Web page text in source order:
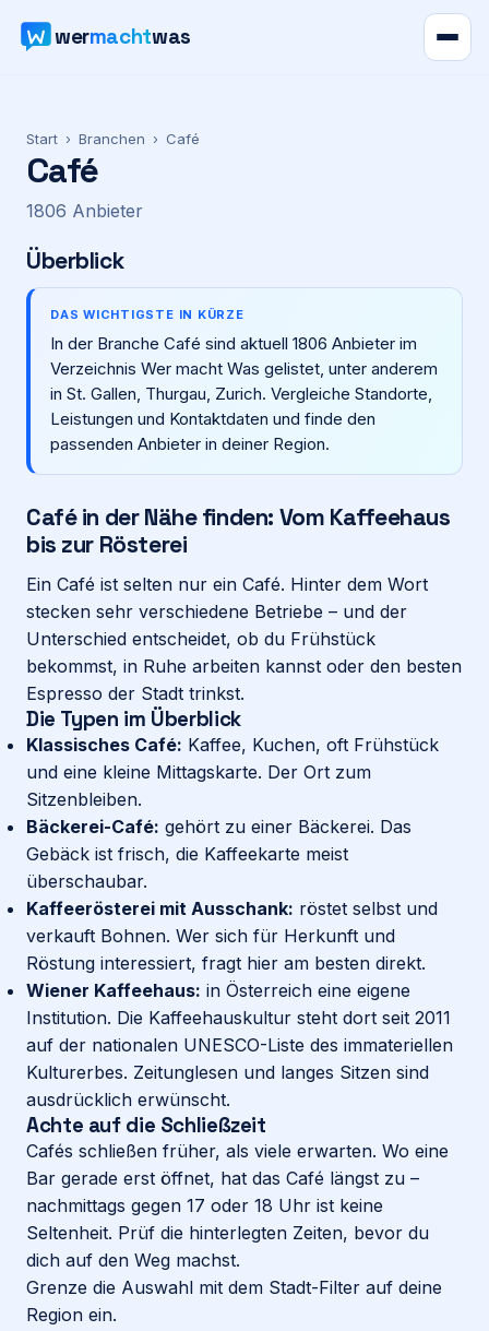
wermachtwas
Karte
Ratgeber
Werbung
Preise
Für Firmen
Firma eintragen
Start › Branchen › Café
Café
1806 Anbieter
Überblick
DAS WICHTIGSTE IN KÜRZE
In der Branche Café sind aktuell 1806 Anbieter im
Verzeichnis Wer macht Was gelistet, unter anderem
in St. Gallen, Thurgau, Zurich. Vergleiche Standorte,
Leistungen und Kontaktdaten und finde den
passenden Anbieter in deiner Region.
Café in der Nähe finden: Vom Kaffeehaus
bis zur Rösterei
Ein Café ist selten nur ein Café. Hinter dem Wort
stecken sehr verschiedene Betriebe – und der
Unterschied entscheidet, ob du Frühstück
bekommst, in Ruhe arbeiten kannst oder den besten
Espresso der Stadt trinkst.
Die Typen im Überblick
Klassisches Café: Kaffee, Kuchen, oft Frühstück
und eine kleine Mittagskarte. Der Ort zum
Sitzenbleiben.
Bäckerei-Café: gehört zu einer Bäckerei. Das
Gebäck ist frisch, die Kaffeekarte meist
überschaubar.
Kaffeerösterei mit Ausschank: röstet selbst und
verkauft Bohnen. Wer sich für Herkunft und
Röstung interessiert, fragt hier am besten direkt.
Wiener Kaffeehaus: in Österreich eine eigene
Institution. Die Kaffeehauskultur steht dort seit 2011
auf der nationalen UNESCO-Liste des immateriellen
Kulturerbes. Zeitunglesen und langes Sitzen sind
ausdrücklich erwünscht.
Achte auf die Schließzeit
Cafés schließen früher, als viele erwarten. Wo eine
Bar gerade erst öffnet, hat das Café längst zu –
nachmittags gegen 17 oder 18 Uhr ist keine
Seltenheit. Prüf die hinterlegten Zeiten, bevor du
dich auf den Weg machst.
Grenze die Auswahl mit dem Stadt-Filter auf deine
Region ein.